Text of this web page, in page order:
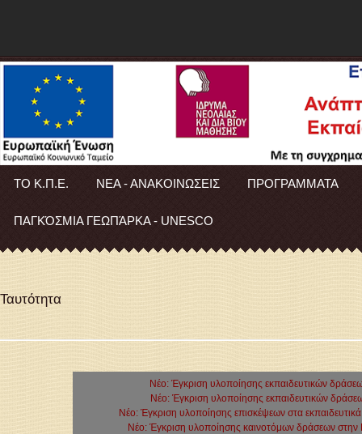
ΤΟ Κ.Π.Ε. ΝΕΑ - ΑΝΑΚΟΙΝΩΣΕΙΣ ΠΡΟΓΡΑΜΜΑΤΑ
ΠΑΓΚΌΣΜΙΑ ΓΕΩΠΆΡΚΑ - UNESCO
Ταυτότητα
Νέο: Έγκριση υλοποίησης εκπαιδευτικών
Νέο: Έγκριση υλοποίησης εκπαιδευτικών
Νέο: Έγκριση υλοποίησης επισκέψεων στα
Νέο: Έγκριση υλοποίησης καινοτόμων δράσεων